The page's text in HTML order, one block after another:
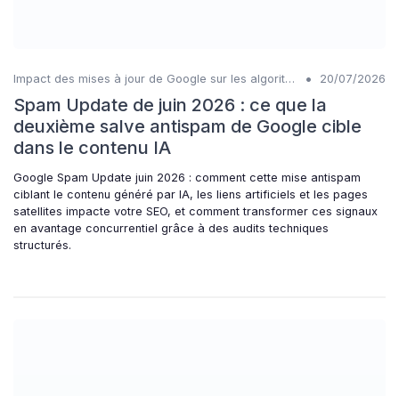
Impact des mises à jour de Google sur les algorithmes IA • 20/07/2026
Spam Update de juin 2026 : ce que la
deuxième salve antispam de Google cible
dans le contenu IA
Google Spam Update juin 2026 : comment cette mise antispam
ciblant le contenu généré par IA, les liens artificiels et les pages
satellites impacte votre SEO, et comment transformer ces signaux
en avantage concurrentiel grâce à des audits techniques
structurés.